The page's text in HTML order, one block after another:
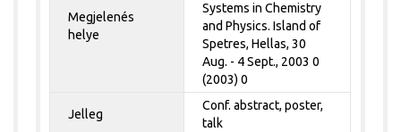
Megjelenés
helye
Systems in Chemistry
and Physics. Island of
Spetres, Hellas, 30
Aug. - 4 Sept., 2003 0
(2003) 0
Jelleg
Conf. abstract, poster,
talk